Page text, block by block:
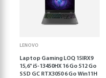
LENOVO
Laptop Gaming LOQ 15IRX9
15,6'' i5-13450HX 16 Go 512 Go
SSD GC RTX3050 6 Go Win11H